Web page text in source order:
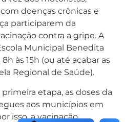
doenças crônicas e
participarem da
contra a gripe. A
Municipal Benedita
às 15h (ou até acabar as
Regional de Saúde).
etapa, as doses da
aos municípios em
isso, a vacinação